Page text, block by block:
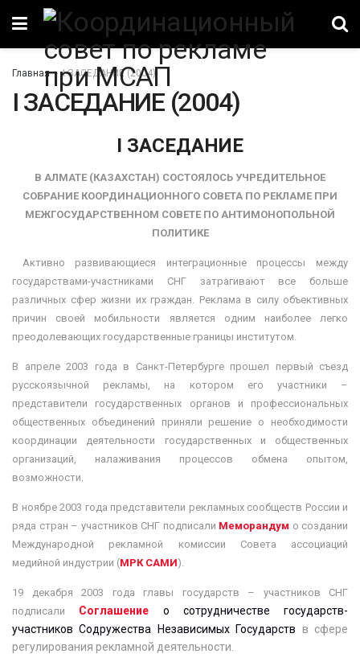
Главная I ЗАСЕДАНИЕ (2004)
I ЗАСЕДАНИЕ (2004)
I ЗАСЕДАНИЕ
В АЛМАТЕ (КАЗАХСТАН) СОСТОЯЛОСЬ УЧРЕДИТЕЛЬНОЕ
СОБРАНИЕ КООРДИНАЦИОННОГО СОВЕТА ПО РЕКЛАМЕ ПРИ
МЕЖГОСУДАРСТВЕННОМ СОВЕТЕ ПО АНТИМОНОПОЛЬНОЙ
ПОЛИТИКЕ
Активно развивающиеся интеграционные процессы между
государствами-участниками СНГ затрагивают все больше
различных сфер жизни их граждан. Реклама в силу объективных
причин своей мобильности является одним наиболее легко
преодолевающих государственные границы институтом.
В апреле 2003 года в Санкт-Петербурге прошел первый съезд
русскоязычной рекламы , на котором его участники –
представители государственных органов и профессиональных
общественных объединений приняли решение о необходимости
координации деятельности государственных и общественных
организаций, налаживания процессов обмена опытом,
возможности.
В ноябре 2003 года представители рекламных сообществ России и
ряда стран – участников СНГ подписали Меморандум о создании
Международной рекламной комиссии Совета ассоциаций
медийной индустрии (МРК САМИ)
19 декабря 2003 года главы государств – участников СНГ
подписали Соглашение о сотрудничестве государств-
участников Содружества Независимых Государств в сфере
регулирования рекламной деятельности.